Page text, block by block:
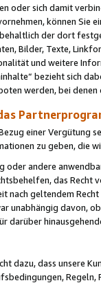
oder sich damit
können Sie
der dort
Bilder, Texte,
und weitere
bezieht sich
werden, bei
einer Vergütung
zu geben, die
oder andere
das
nach geltendem
unabhängig davon,
darüber
dazu, dass unsere